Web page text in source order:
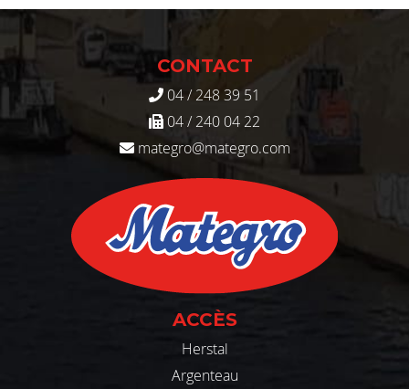
CONTACT
04 / 248 39 51
04 / 240 04 22
mategro@mategro.com
ACCÈS
Herstal
Argenteau